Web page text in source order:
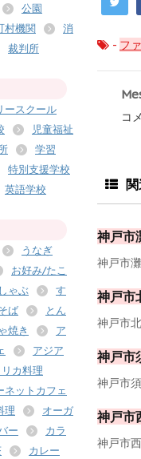
- フ
コ
神戸市
神戸市
神戸市
神戸市
神戸市
神戸市
神戸市
神戸市
公園
村機関
消
裁判所
ースクール
児童福祉
学習
特別支援学校
英語学校
うなぎ
お好み/たこ
ゃぶ
す
ば
とん
焼き
ア
アジア
カ料理
ネットカフェ
理
オーガ
ー
カラ
カレー